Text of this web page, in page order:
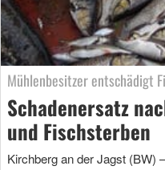
Mühlenbesitzer entschädigt
Schadenersatz
und Fischsterben
Kirchberg an der Jagst (BW)